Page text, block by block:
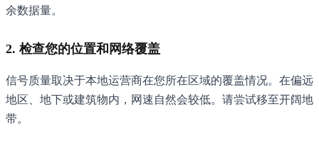
余数据量。
2. 检查您的位置和网络覆盖
信号质量取决于本地运营商在您所在区域的覆盖情况。在偏远
地区、地下或建筑物内，网速自然会较低。请尝试移至开阔地
带。